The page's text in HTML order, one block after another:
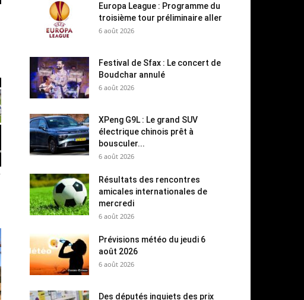
Europa League : Programme du
troisième tour préliminaire aller
6 août 2026
Festival de Sfax : Le concert de
Boudchar annulé
6 août 2026
XPeng G9L : Le grand SUV
électrique chinois prêt à
bousculer...
6 août 2026
Résultats des rencontres
amicales internationales de
mercredi
6 août 2026
Prévisions météo du jeudi 6
août 2026
6 août 2026
Des députés inquiets des prix